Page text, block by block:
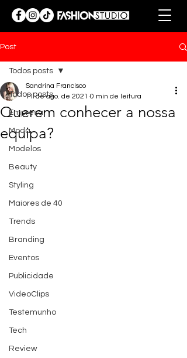
Post
Todos posts
Empresa
Moda
Modelos
Beauty
Styling
Maiores de 40
Trends
Branding
Eventos
Publicidade
VideoClips
Testemunho
Tech
Review
Todos posts
Querem conhecer a nossa
equipa?
Sandrina Francisco
11 de ago. de 2021 0 min de leitura